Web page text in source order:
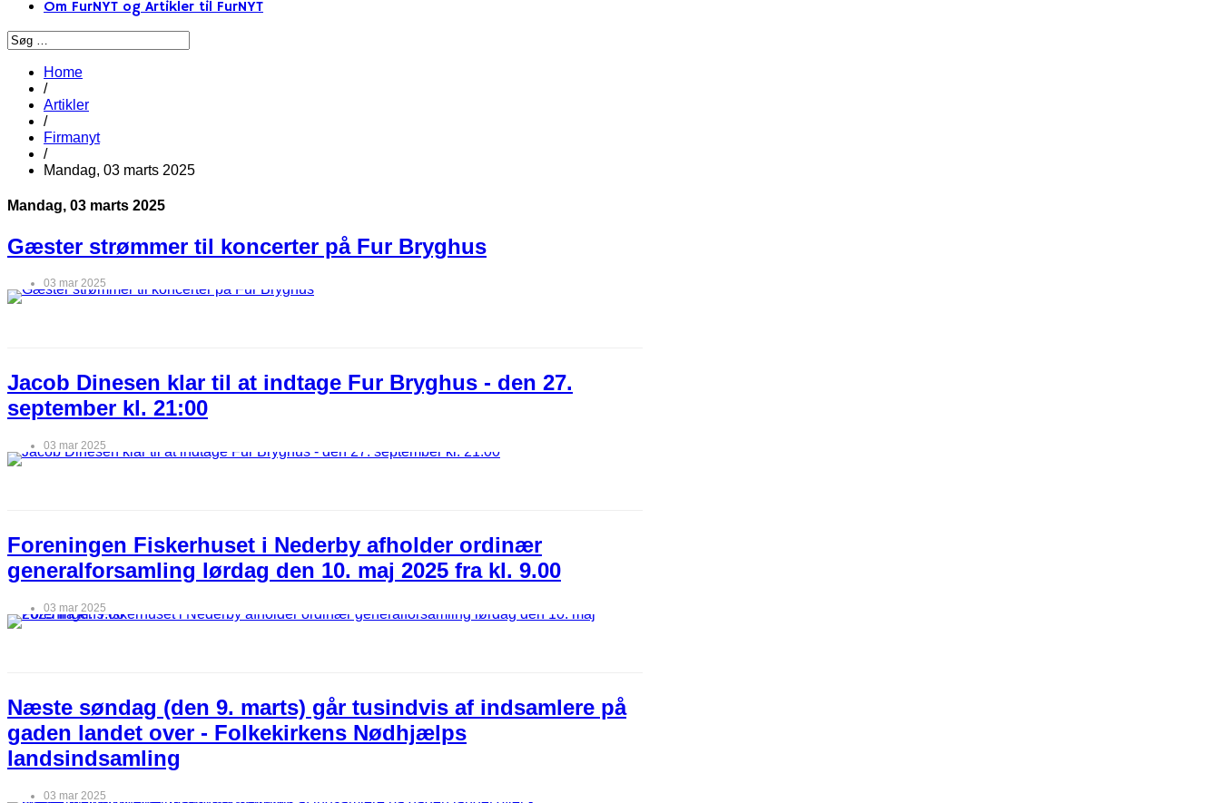
Om FurNYT og Artikler til FurNYT
Home
/
Artikler
/
Firmanyt
/
Mandag, 03 marts 2025
Mandag, 03 marts 2025
Gæster strømmer til koncerter på Fur Bryghus
03 mar 2025
Jacob Dinesen klar til at indtage Fur Bryghus - den 27.
september kl. 21:00
03 mar 2025
Foreningen Fiskerhuset i Nederby afholder ordinær
generalforsamling lørdag den 10. maj 2025 fra kl. 9.00
03 mar 2025
Næste søndag (den 9. marts) går tusindvis af indsamlere på
gaden landet over - Folkekirkens Nødhjælps
landsindsamling
03 mar 2025